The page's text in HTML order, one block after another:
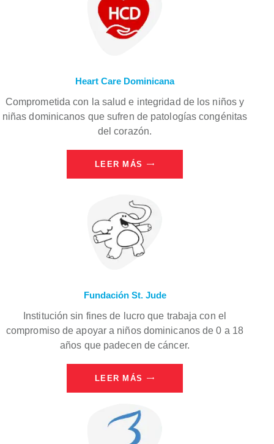
Heart Care Dominicana
Comprometida con la salud e integridad de los niños y
niñas dominicanos que sufren de patologías congénitas
del corazón.
LEER MÁS
Fundación St. Jude
Institución sin fines de lucro que trabaja con el
compromiso de apoyar a niños dominicanos de 0 a 18
años que padecen de cáncer.
LEER MÁS